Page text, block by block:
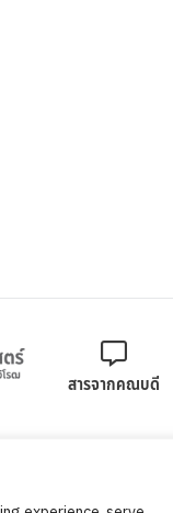
สารจากคณบดี
ทรวิโรฒ